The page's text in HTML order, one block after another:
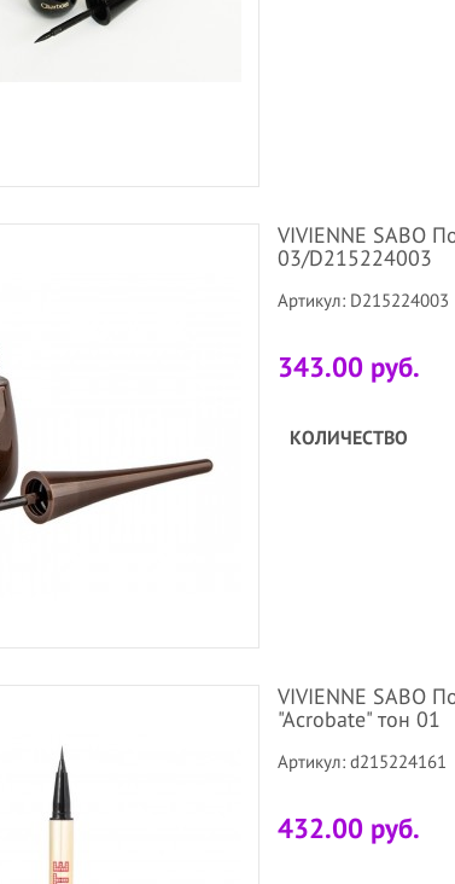
VIVIENNE SABO
03/D215224003
Артикул: D215224003
343.00 руб.
КОЛИЧЕСТВО
VIVIENNE SABO
"Acrobate" тон 01
Артикул: d215224161
432.00 руб.